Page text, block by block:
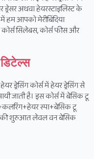
अथवा हेयरस्टाइलिस्ट के
आपको मेरीबिंदिया
सिलेबस, कोर्स फीस और
डिटेल्स
ड्रेसिंग कोर्स में हेयर ड्रेसिंग से
जाती है। इस कोर्स में बेसिक टू
स्पा+बेसिक टू
की शुरुआत लेवल वन बेसिक